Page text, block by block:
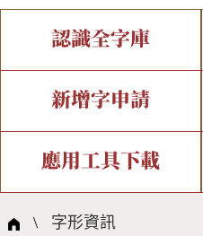
認識全字庫
全字庫介紹
中文碼介紹
國際字碼相關組織
IDS查詢
複合查詢
筆畫查詢
新增字申請
新字申請處理流程
字形即時顯示
全字庫授權
應用工具下載
個人電腦造字處理工具
問題集
\ 字形資訊